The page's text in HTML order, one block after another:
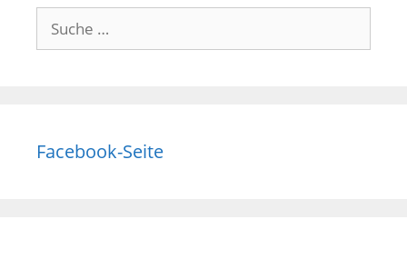
Suche
nach:
Facebook-Seite